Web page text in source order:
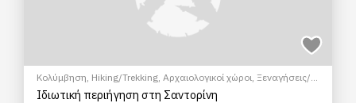
Κολύμβηση, Hiking/Trekking, Αρχαιολογικοί χώροι, Ξεναγήσεις/
Αξιοθέατα
Γευσιγνωσία κρασιού Πεζοπορία Πόλης
Ιδιωτική περιήγηση στη Σαντορίνη